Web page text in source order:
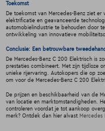
Toekomst
De toekomst van Mercedes-Benz ziet
elektrificatie en geavanceerde
automobielindustrie te behouden door
ontwikkeling van innovatieve
Conclusie: Een betrouwbare
De Mercedes-Benz C 200 Elektrisch is
prestaties combineert. Met zijn tijdloze
unieke rijervaring. Autokopers die op
om voor de Mercedes-Benz C 200
De prijzen en beschikbaarheid van de
van locatie en marktomstandigheden.
controleren voordat je tot aankoop
merk? Ontdek dan hier alvast Mercedes